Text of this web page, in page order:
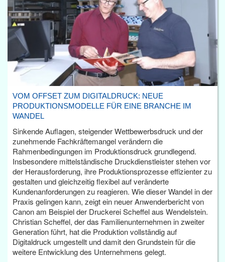
VOM OFFSET ZUM DIGITALDRUCK: NEUE
PRODUKTIONSMODELLE FÜR EINE BRANCHE IM
WANDEL
Sinkende Auflagen, steigender Wettbewerbsdruck und der
zunehmende Fachkräftemangel verändern die
Rahmenbedingungen im Produktionsdruck grundlegend.
Insbesondere mittelständische Druckdienstleister stehen vor
der Herausforderung, ihre Produktionsprozesse effizienter zu
gestalten und gleichzeitig flexibel auf veränderte
Kundenanforderungen zu reagieren. Wie dieser Wandel in der
Praxis gelingen kann, zeigt ein neuer Anwenderbericht von
Canon am Beispiel der Druckerei Scheffel aus Wendelstein.
Christian Scheffel, der das Familienunternehmen in zweiter
Generation führt, hat die Produktion vollständig auf
Digitaldruck umgestellt und damit den Grundstein für die
weitere Entwicklung des Unternehmens gelegt.